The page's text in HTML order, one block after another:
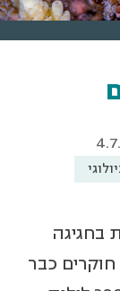
בחגיגה
כבר